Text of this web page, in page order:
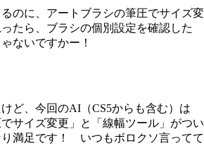
のに、アートブラシの筆圧でサイズ変
たら、ブラシの個別設定を確認した
ないですかー！
ど、今回のAI（CS5からも含む）は
でサイズ変更」と「線幅ツール」がつい
満足です！ いつもボロクソ言ってて